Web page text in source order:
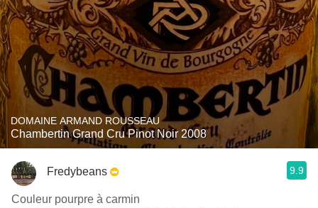
DOMAINE ARMAND ROUSSEAU
Chambertin Grand Cru Pinot Noir 2008
Fredybeans 9.9
Couleur pourpre à carmin